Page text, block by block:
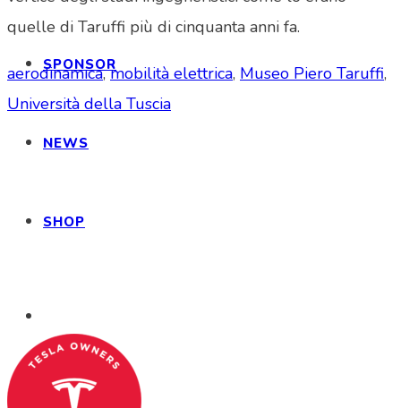
SPONSOR
NEWS
SHOP
quelle di Taruffi più di cinquanta anni fa.
aerodinamica,mobilità elettrica, Museo Piero Taruffi,
Università della Tuscia
Tesla Club Italy is the first Tesla club in Italy